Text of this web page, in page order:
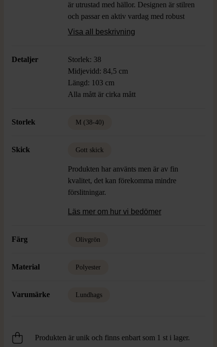
är utrustad med hällor. Designen är stilren
och passar en aktiv vardag med robust
känsla. Byxorna ger en teknisk outdoor-
Visa all beskrivning
Detaljer
Storlek: 38
Midjevidd: 84,5 cm
Längd: 103 cm
Alla mått är cirka mått
Storlek M (38-40)
Skick Gott skick
Produkten har använts men är av fin
kvalitet, det kan förekomma mindre
förslitningar.
Läs mer om hur vi bedömer
Färg Olivgrön
Material Polyester
Varumärke Lundhags
Produkten är unik och finns enbart som 1 st i lager.